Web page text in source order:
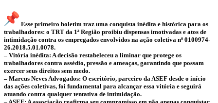
Esse primeiro boletim traz uma conquista inédita e histórica para os
trabalhadores: o TRT da 1ª Região proibiu dispensas imotivadas e atos de
intimidação contra os empregados envolvidos na ação coletiva nº 0100974-
26.2018.5.01.0078.
– Vitória inédita: A decisão restabeleceu a liminar que protege os
trabalhadores contra assédio, pressão e ameaças, garantindo que possam
exercer seus direitos sem medo.
– Marcus Neves Advogados: O escritório, parceiro da ASEF desde o início
das ações coletivas, foi fundamental para alcançar essa vitória e seguirá
atuando contra qualquer tentativa de intimidação.